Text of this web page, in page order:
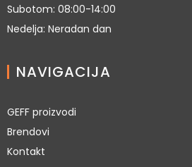
Subotom: 08:00-14:00
Nedelja: Neradan dan
NAVIGACIJA
GEFF proizvodi
Brendovi
Kontakt